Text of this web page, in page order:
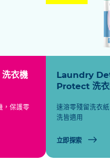
衣機
，保護零
Laundry
Protect 洗衣
速溶零殘留洗衣
洗皆適用
立即探索